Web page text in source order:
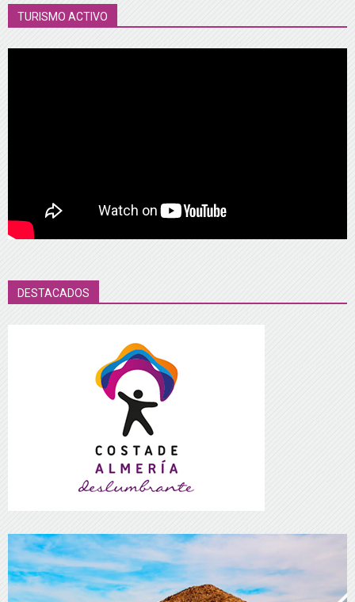
TURISMO ACTIVO
DESTACADOS